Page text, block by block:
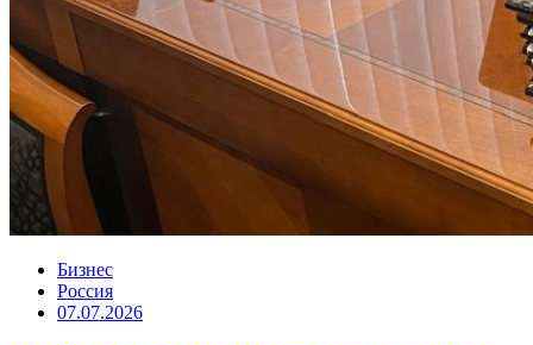
Бизнес
Россия
07.07.2026